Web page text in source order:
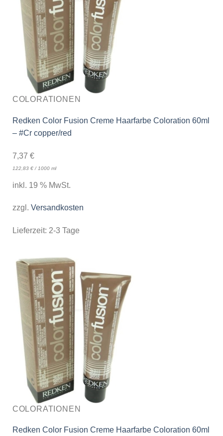
COLORATIONEN
Redken Color Fusion Creme Haarfarbe Coloration 60ml
– #Cr copper/red
7,37 €
122,83 €/ 1000 ml
inkl. 19 % MwSt.
zzgl. Versandkosten
Lieferzeit: 2-3 Tage
COLORATIONEN
Redken Color Fusion Creme Haarfarbe Coloration 60ml